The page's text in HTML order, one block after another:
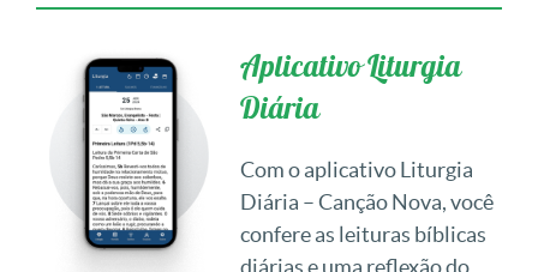
Aplicativo Liturgia
Diária
Com o aplicativo Liturgia
Diária – Canção Nova, você
confere as leituras bíblicas